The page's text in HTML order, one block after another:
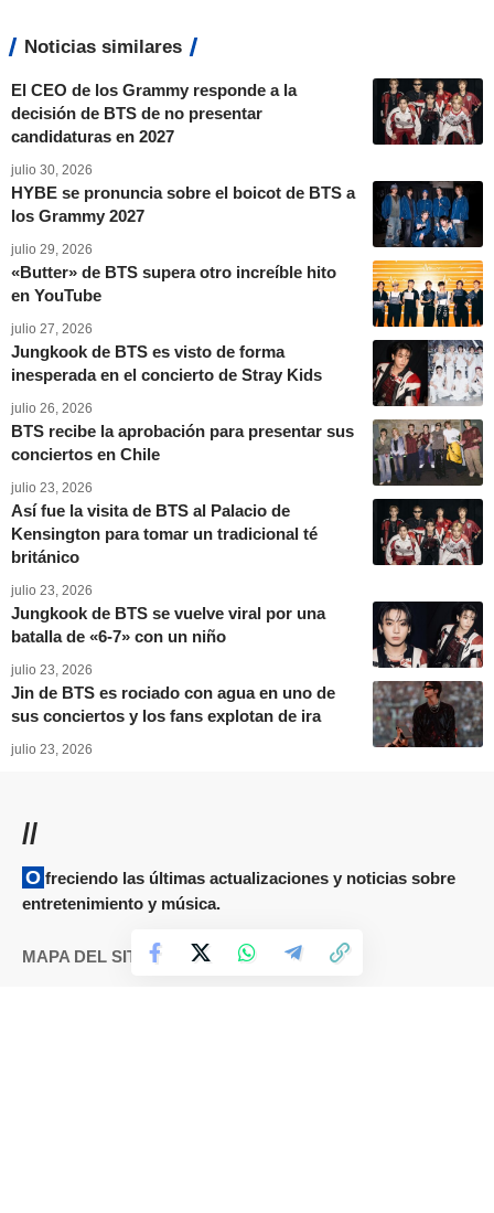
Noticias similares
El CEO de los Grammy responde a la
decisión de BTS de no presentar
candidaturas en 2027
julio 30, 2026
HYBE se pronuncia sobre el boicot de BTS a
los Grammy 2027
julio 29, 2026
«Butter» de BTS supera otro increíble hito
en YouTube
julio 27, 2026
Jungkook de BTS es visto de forma
inesperada en el concierto de Stray Kids
julio 26, 2026
BTS recibe la aprobación para presentar sus
conciertos en Chile
julio 23, 2026
Así fue la visita de BTS al Palacio de
Kensington para tomar un tradicional té
británico
julio 23, 2026
Jungkook de BTS se vuelve viral por una
batalla de «6-7» con un niño
julio 23, 2026
Jin de BTS es rociado con agua en uno de
sus conciertos y los fans explotan de ira
julio 23, 2026
//
Ofreciendo las últimas actualizaciones y noticias sobre
entretenimiento y música.
MAPA DEL SITIO